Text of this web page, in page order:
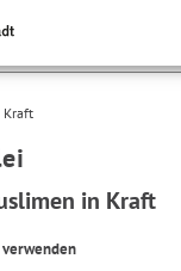
Kraft
in Kraft